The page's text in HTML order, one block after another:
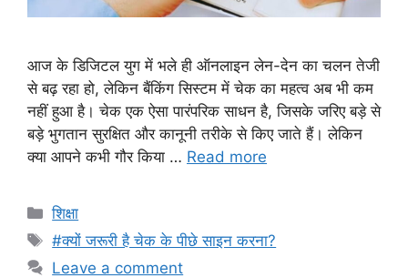
आज के डिजिटल युग में भले ही ऑनलाइन लेन-देन का चलन तेजी
से बढ़ रहा हो, लेकिन बैंकिंग सिस्टम में चेक का महत्व अब भी कम
नहीं हुआ है। चेक एक ऐसा पारंपरिक साधन है, जिसके जरिए बड़े से
बड़े भुगतान सुरक्षित और कानूनी तरीके से किए जाते हैं। लेकिन
क्या आपने कभी गौर किया … Read more
Categories
शिक्षा
Tags
#क्यों जरूरी है चेक के पीछे साइन करना?
Leave a comment